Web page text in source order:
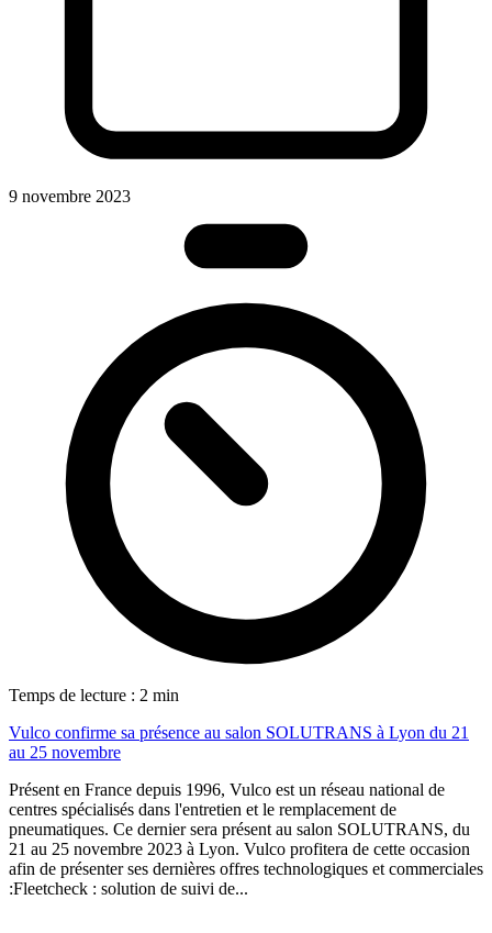
9 novembre 2023
Temps de lecture : 2 min
Vulco confirme sa présence au salon SOLUTRANS à Lyon du 21
au 25 novembre
Présent en France depuis 1996, Vulco est un réseau national de
centres spécialisés dans l'entretien et le remplacement de
pneumatiques. Ce dernier sera présent au salon SOLUTRANS, du
21 au 25 novembre 2023 à Lyon. Vulco profitera de cette occasion
afin de présenter ses dernières offres technologiques et commerciales
:Fleetcheck : solution de suivi de...